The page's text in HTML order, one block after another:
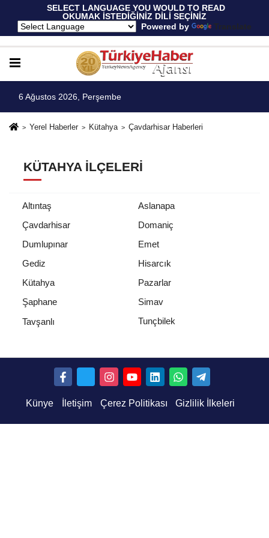
SELECT LANGUAGE YOU WOULD TO READ
OKUMAK İSTEDİĞİNİZ DİLİ SEÇİNİZ
Powered by
Translate
6 Ağustos 2026, Perşembe
Yerel Haberler Kütahya Çavdarhisar Haberleri
KÜTAHYA İLÇELERI
Altıntaş
Aslanapa
Çavdarhisar
Domaniç
Dumlupınar
Emet
Gediz
Hisarcık
Kütahya
Pazarlar
Şaphane
Simav
Tavşanlı
Tunçbilek
Künye İletişim Çerez Politikası Gizlilik İlkeleri